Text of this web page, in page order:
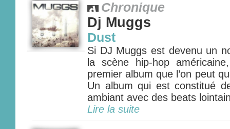
Chronique
Dj Muggs
Dust
Si DJ Muggs est devenu un
la scène hip-hop
premier album que l’on peut
Un album qui est constitué
ambiant avec des beats
Lire la suite